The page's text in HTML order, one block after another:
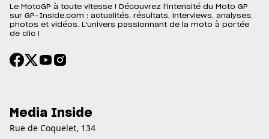
Le MotoGP à toute vitesse ! Découvrez l'intensité du Moto GP
sur GP-Inside.com : actualités, résultats, interviews, analyses,
photos et vidéos. L'univers passionnant de la moto à portée
de clic !
Media Inside
Rue de Coquelet, 134